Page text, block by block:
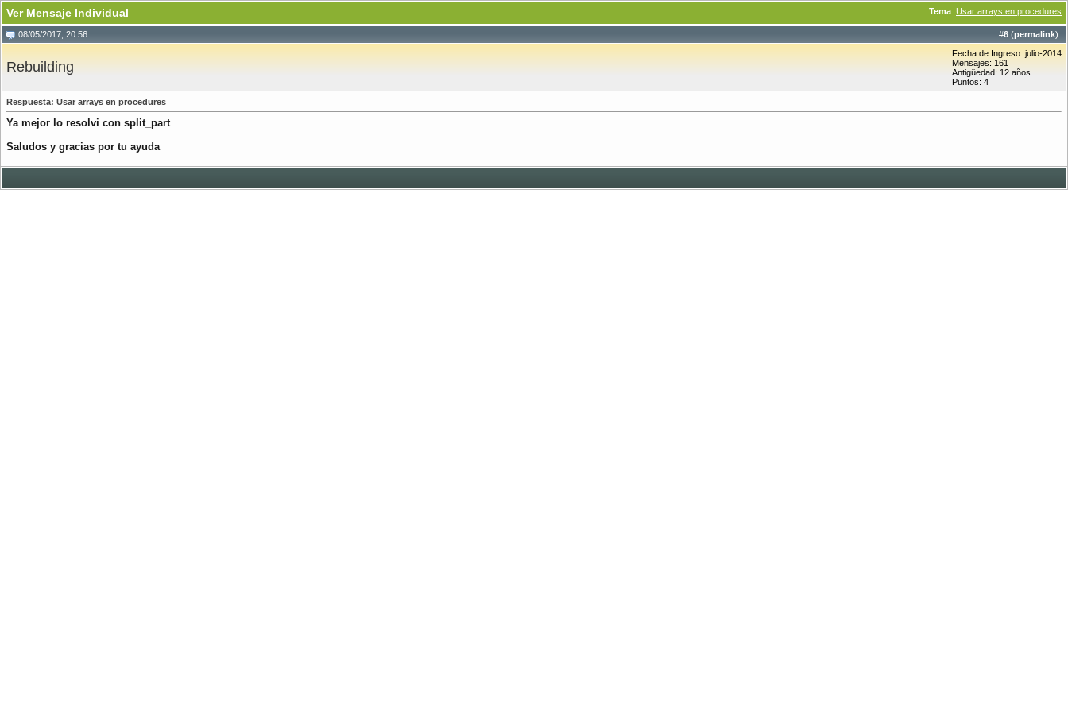
Tema: Usar arrays en procedures
Ver Mensaje Individual
#6 (permalink)
08/05/2017, 20:56
Rebuilding
Fecha de Ingreso: julio-2014
Mensajes: 161
Antigüedad: 12 años
Puntos: 4
Respuesta: Usar arrays en procedures
Ya mejor lo resolvi con split_part
Saludos y gracias por tu ayuda